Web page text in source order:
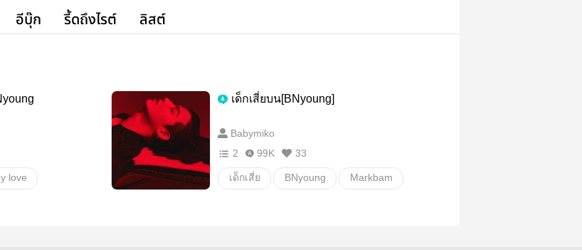
อีบุ๊ก รี้ดถึงไรต์ ลิสต์
love
เด็กเสี่ยบน[BNyoung]
Babymiko
2
99K 33
เด็กเสี่ย BNyoung Markbam